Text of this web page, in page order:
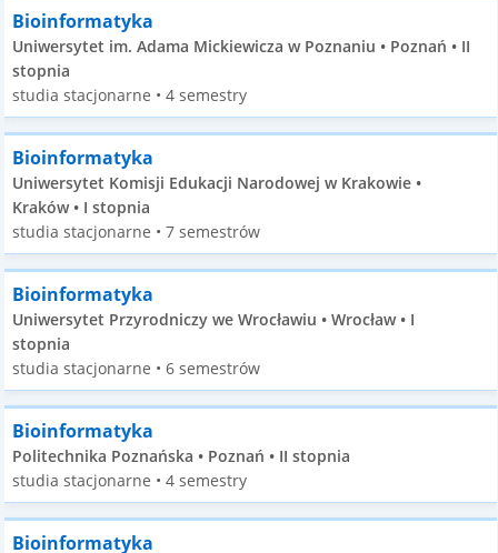
Bioinformatyka
Uniwersytet im. Adama Mickiewicza w Poznaniu • Poznań • II
stopnia
studia stacjonarne • 4 semestry
Bioinformatyka
Uniwersytet Komisji Edukacji Narodowej w Krakowie •
Kraków • I stopnia
studia stacjonarne • 7 semestrów
Bioinformatyka
Uniwersytet Przyrodniczy we Wrocławiu • Wrocław • I
stopnia
studia stacjonarne • 6 semestrów
Bioinformatyka
Politechnika Poznańska • Poznań • II stopnia
studia stacjonarne • 4 semestry
Bioinformatyka